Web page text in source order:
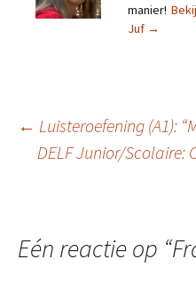
manier!
Juf →
← Luisteroefening (A1):
DELF Junior/Scolaire:
Eén reactie op “